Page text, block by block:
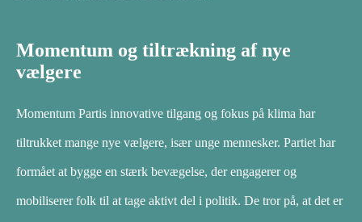
Momentum og tiltrækning af nye
vælgere
Momentum Partis innovative tilgang og fokus på klima har
tiltrukket mange nye vælgere, især unge mennesker. Partiet har
formået at bygge en stærk bevægelse, der engagerer og
mobiliserer folk til at tage aktivt del i politik. De tror på, at det er